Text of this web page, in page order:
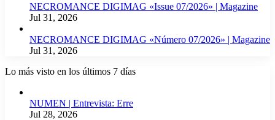
NECROMANCE DIGIMAG «Issue 07/2026» | Magazine
Jul 31, 2026
NECROMANCE DIGIMAG «Número 07/2026» | Magazine
Jul 31, 2026
Lo más visto en los últimos 7 días
NUMEN | Entrevista: Erre
Jul 28, 2026